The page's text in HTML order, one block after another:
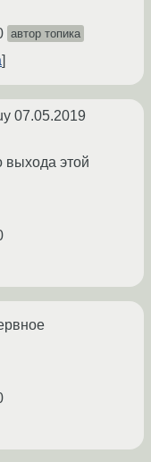
автор топика
07.05.2019
выхода этой